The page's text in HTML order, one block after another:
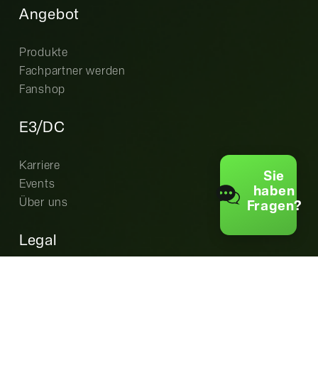
Angebot
Produkte
Fachpartner werden
Fanshop
E3/DC
Karriere
Events
Über uns
Legal
Sie
haben
Fragen?